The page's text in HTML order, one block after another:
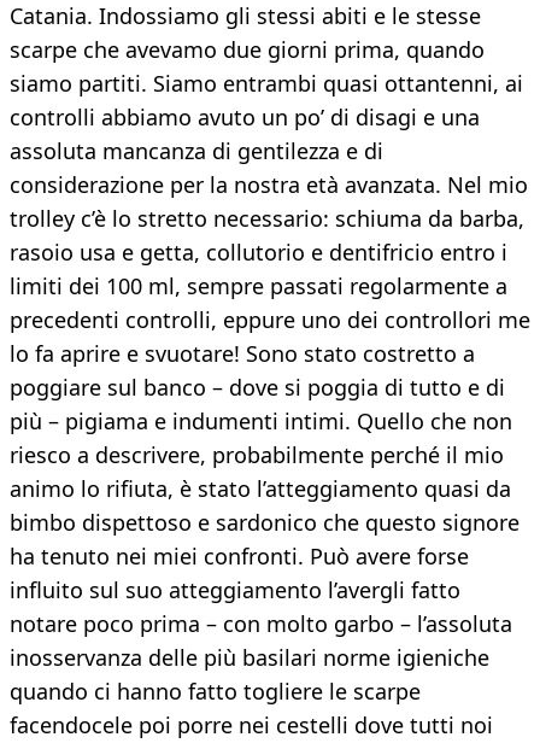
Catania. Indossiamo gli stessi abiti e le stesse
scarpe che avevamo due giorni prima, quando
siamo partiti. Siamo entrambi quasi ottantenni, ai
controlli abbiamo avuto un po’ di disagi e una
assoluta mancanza di gentilezza e di
considerazione per la nostra età avanzata. Nel mio
trolley c’è lo stretto necessario: schiuma da barba,
rasoio usa e getta, collutorio e dentifricio entro i
limiti dei 100 ml, sempre passati regolarmente a
precedenti controlli, eppure uno dei controllori me
lo fa aprire e svuotare! Sono stato costretto a
poggiare sul banco – dove si poggia di tutto e di
più – pigiama e indumenti intimi. Quello che non
riesco a descrivere, probabilmente perché il mio
animo lo rifiuta, è stato l’atteggiamento quasi da
bimbo dispettoso e sardonico che questo signore
ha tenuto nei miei confronti. Può avere forse
influito sul suo atteggiamento l’avergli fatto
notare poco prima – con molto garbo – l’assoluta
inosservanza delle più basilari norme igieniche
quando ci hanno fatto togliere le scarpe
facendocele poi porre nei cestelli dove tutti noi